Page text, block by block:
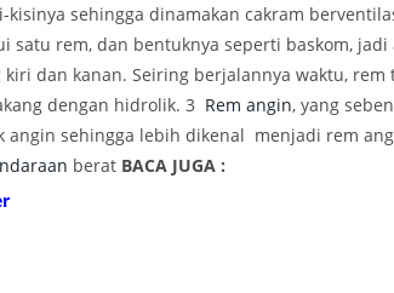
kisinya sehingga dinamakan cakram
satu rem, dan bentuknya seperti baskom, jadi
dan kanan. Seiring berjalannya waktu,
dengan hidrolik. 3 Rem angin, yang
sehingga lebih dikenal menjadi rem
berat BACA JUGA :